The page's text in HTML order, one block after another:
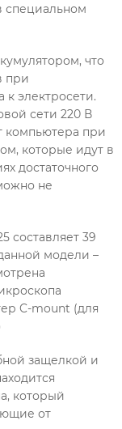
специальном
что
при
к электросети.
сети 220 В
компьютера при
которые идут в
достаточного
не
составляет 39
модели –
C-mount (для
защелкой и
который
от